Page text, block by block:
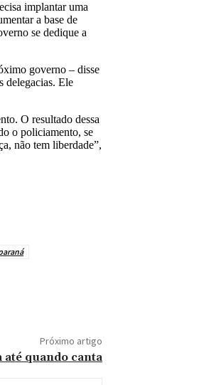
implantar uma
a base de
se dedique a
governo – disse
delegacias. Ele
O resultado dessa
o policiamento, se
não tem liberdade”,
Próximo artigo
até quando canta